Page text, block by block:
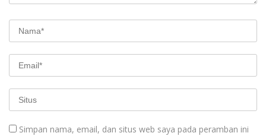
Simpan nama, email, dan situs web saya pada peramban ini